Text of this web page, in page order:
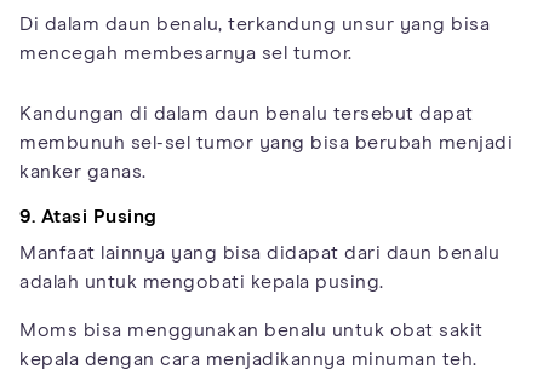
Di dalam daun benalu, terkandung unsur yang bisa
mencegah membesarnya sel tumor.
Kandungan di dalam daun benalu tersebut dapat
membunuh sel-sel tumor yang bisa berubah menjadi
kanker ganas.
9. Atasi Pusing
Manfaat lainnya yang bisa didapat dari daun benalu
adalah untuk mengobati kepala pusing.
Moms bisa menggunakan benalu untuk obat sakit
kepala dengan cara menjadikannya minuman teh.